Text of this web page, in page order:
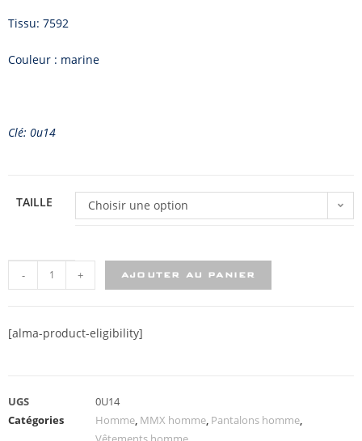
Tissu: 7592
Couleur : marine
Clé: 0u14
TAILLE Choisir une option
- + AJOUTER AU PANIER
[alma-product-eligibility]
UGS
0U14
Catégories
Homme, MMX homme, Pantalons homme,